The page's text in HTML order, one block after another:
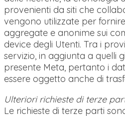
provenienti da siti che
vengono utilizzate per
aggregate e anonime sui
device degli Utenti. Tra i
servizio, in aggiunta a quelli
presente Meta, pertanto i
essere oggetto anche di
Ulteriori richieste di terze
Le richieste di terze parti